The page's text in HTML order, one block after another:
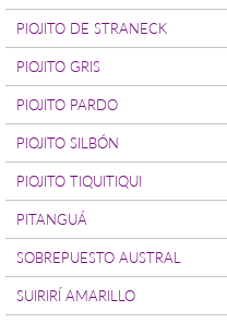
PIOJITO DE STRANECK
PIOJITO GRIS
PIOJITO PARDO
PIOJITO SILBÓN
PIOJITO TIQUITIQUI
PITANGUÁ
SOBREPUESTO AUSTRAL
SUIRIRÍ AMARILLO